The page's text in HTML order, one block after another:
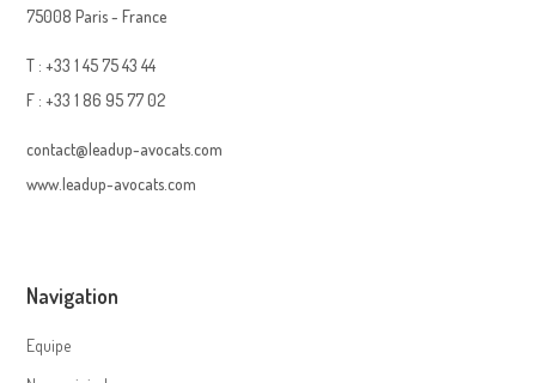
75008 Paris - France
T : +33 1 45 75 43 44
F : +33 1 86 95 77 02
contact@leadup-avocats.com
www.leadup-avocats.com
Navigation
Equipe